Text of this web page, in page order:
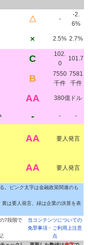
△ -
-2.
6%
× 2.5% 2.7%
C
102.
0
101.7
B
7550
千件
7581
千件
AA 380億ドル
- -
-
AA 要人発言
AA 要人発言
。ピンク太字は金融政策関連のも
は要人発言、緑は企業の決算を表
7段階で
当コンテンツについての
免罪事項・ご利用上注意
点